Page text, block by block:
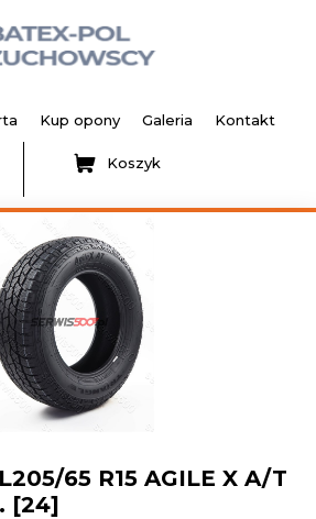
Kup opony Galeria Kontakt
Koszyk
65 R15 AGILE X A/T
[24]